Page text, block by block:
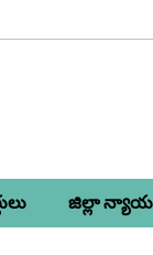
జిల్లా